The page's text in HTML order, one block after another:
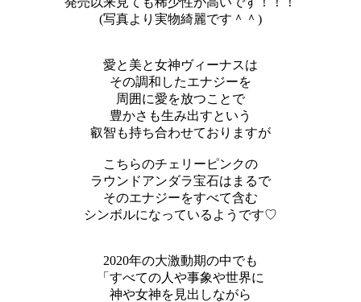
(写真より実物綺麗です＾＾)
愛と美と女神ヴィーナスは
その調和したエナジーを
周囲に愛を放つことで
豊かさも生み出すという
叡智も持ち合わせておりますが
こちらのチェリーピンクの
ラウンドアンダラ宝石はまるで
そのエナジーをすべて含む
シンボルになっているようです♡
2020年の大激動期の中でも
「すべての人や事象や世界に
神や女神を見出しながら